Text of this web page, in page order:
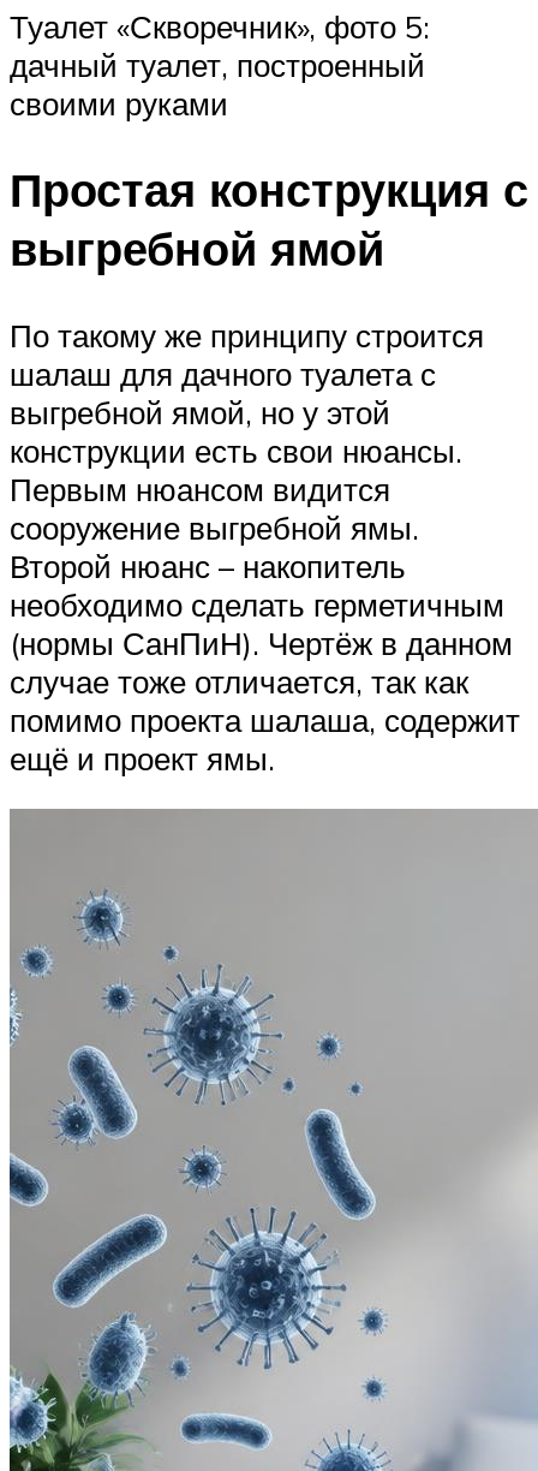
Туалет «Скворечник», фото 5:
дачный туалет, построенный
своими руками
Простая конструкция с
выгребной ямой
По такому же принципу строится
шалаш для дачного туалета с
выгребной ямой, но у этой
конструкции есть свои нюансы.
Первым нюансом видится
сооружение выгребной ямы.
Второй нюанс – накопитель
необходимо сделать герметичным
(нормы СанПиН). Чертёж в данном
случае тоже отличается, так как
помимо проекта шалаша, содержит
ещё и проект ямы.